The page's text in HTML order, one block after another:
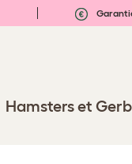
Hamsters et